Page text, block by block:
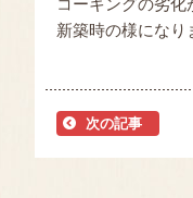
コーキングの劣
新築時の様になり
次の記事